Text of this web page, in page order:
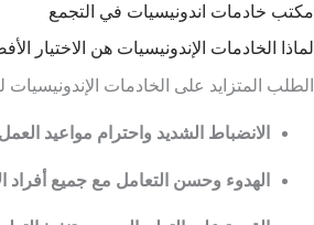
مكتب خادمات اندونيسيات في التجمع
لماذا الخادمات الإندونيسيات هن الاختيار
الطلب المتزايد على الخادمات
الانضباط الشديد واحترام مواعيد العمل
الهدوء وحسن التعامل مع جميع أفراد